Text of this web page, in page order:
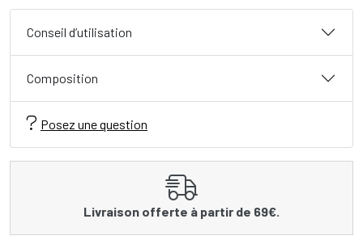
Conseil d’utilisation
Composition
Posez une question
Livraison offerte à partir de 69€.